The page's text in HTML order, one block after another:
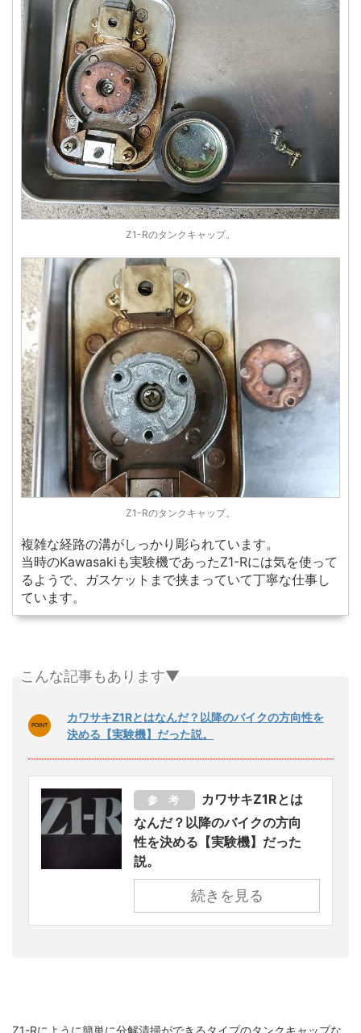
Z1-Rのタンクキャップ。
Z1-Rのタンクキャップ。
複雑な経路の溝がしっかり彫られています。
当時のKawasakiも実験機であったZ1-Rには気を使って
るようで、ガスケットまで挟まっていて丁寧な仕事し
ています。
こんな記事もあります▼
カワサキZ1Rとはなんだ？以降のバイクの方向性を
決める【実験機】だった説。
参 考
カワサキZ1Rとは
なんだ？以降のバイクの方向
性を決める【実験機】だった
説。
続きを見る